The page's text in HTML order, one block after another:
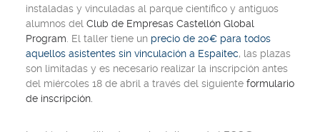
instaladas y vinculadas al parque científico y antiguos
alumnos del Club de Empresas Castellón Global
Program . El taller tiene un precio de 20€ para todos
aquellos asistentes sin vinculación a Espaitec, las plazas
son limitadas y es necesario realizar la inscripción antes
del miércoles 18 de abril a través del siguiente formulario
de inscripción.